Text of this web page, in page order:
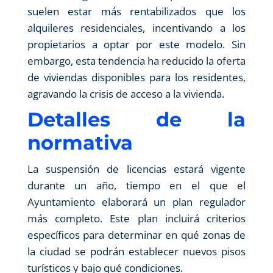
suelen estar más rentabilizados que los
alquileres residenciales, incentivando a los
propietarios a optar por este modelo. Sin
embargo, esta tendencia ha reducido la oferta
de viviendas disponibles para los residentes,
agravando la crisis de acceso a la vivienda.
Detalles de la
normativa
La suspensión de licencias estará vigente
durante un año, tiempo en el que el
Ayuntamiento elaborará un plan regulador
más completo. Este plan incluirá criterios
específicos para determinar en qué zonas de
la ciudad se podrán establecer nuevos pisos
turísticos y bajo qué condiciones.